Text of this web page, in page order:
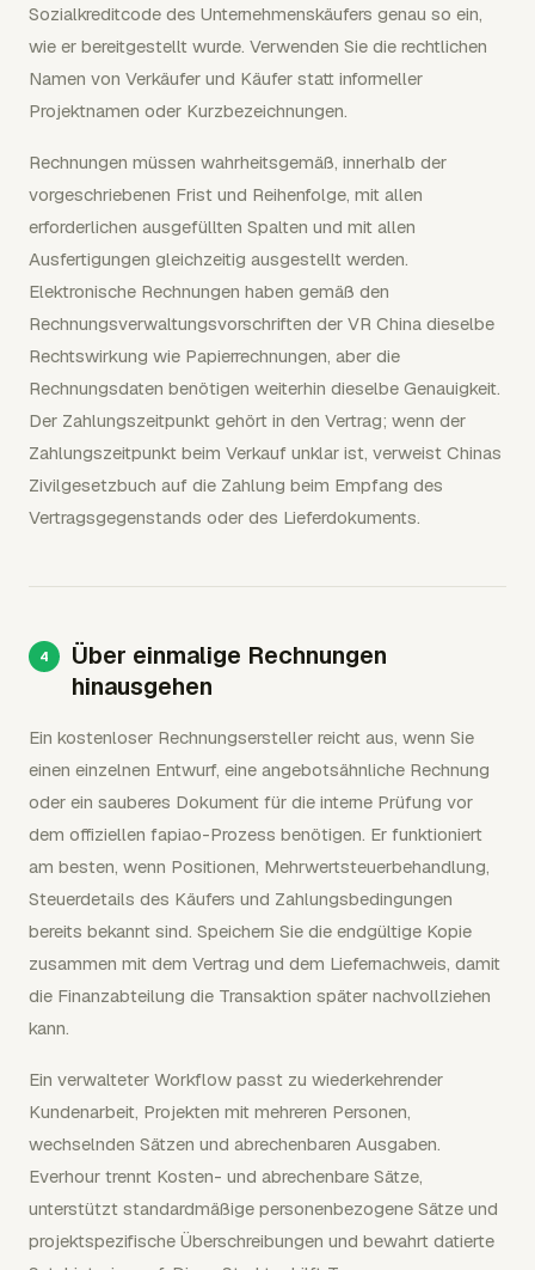
Sozialkreditcode des Unternehmenskäufers genau so ein,
wie er bereitgestellt wurde. Verwenden Sie die rechtlichen
Namen von Verkäufer und Käufer statt informeller
Projektnamen oder Kurzbezeichnungen.
Rechnungen müssen wahrheitsgemäß, innerhalb der
vorgeschriebenen Frist und Reihenfolge, mit allen
erforderlichen ausgefüllten Spalten und mit allen
Ausfertigungen gleichzeitig ausgestellt werden.
Elektronische Rechnungen haben gemäß den
Rechnungsverwaltungsvorschriften der VR China dieselbe
Rechtswirkung wie Papierrechnungen, aber die
Rechnungsdaten benötigen weiterhin dieselbe Genauigkeit.
Der Zahlungszeitpunkt gehört in den Vertrag; wenn der
Zahlungszeitpunkt beim Verkauf unklar ist, verweist Chinas
Zivilgesetzbuch auf die Zahlung beim Empfang des
Vertragsgegenstands oder des Lieferdokuments.
Über einmalige Rechnungen
hinausgehen
Ein kostenloser Rechnungsersteller reicht aus, wenn Sie
einen einzelnen Entwurf, eine angebotsähnliche Rechnung
oder ein sauberes Dokument für die interne Prüfung vor
dem offiziellen fapiao-Prozess benötigen. Er funktioniert
am besten, wenn Positionen, Mehrwertsteuerbehandlung,
Steuerdetails des Käufers und Zahlungsbedingungen
bereits bekannt sind. Speichern Sie die endgültige Kopie
zusammen mit dem Vertrag und dem Liefernachweis, damit
die Finanzabteilung die Transaktion später nachvollziehen
kann.
Ein verwalteter Workflow passt zu wiederkehrender
Kundenarbeit, Projekten mit mehreren Personen,
wechselnden Sätzen und abrechenbaren Ausgaben.
Everhour trennt Kosten- und abrechenbare Sätze,
unterstützt standardmäßige personenbezogene Sätze und
projektspezifische Überschreibungen und bewahrt datierte